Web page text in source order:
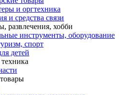
и оргтехника
и средства связи
развлечения, хобби
инструменты, оборудование
спорт
детей